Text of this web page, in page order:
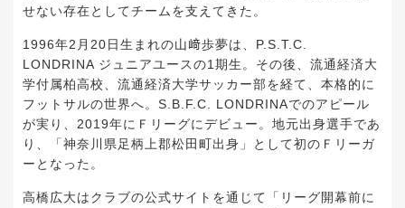
せない存在としてチームを支えてきた。
1996年2月20日生まれの山﨑歩夢は、P.S.T.C.
LONDRINA ジュニアユースの1期生。その後、流通経済大
学付属柏高校、流通経済大学サッカー部を経て、本格的に
フットサルの世界へ。S.B.F.C. LONDRINAでのアピール
が実り、2019年にＦリーグにデビュー。地元出身選手であ
り、「神奈川県足柄上郡松田町出身」として初のＦリーガ
ーとなった。
高橋広大はクラブの公式サイトを通じて「リーグ開幕前に